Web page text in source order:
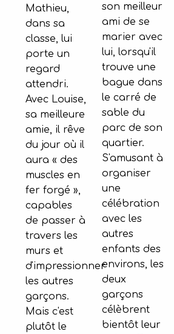
Mathieu,
dans sa
classe, lui
porte un
regard
attendri.
Avec Louise,
sa meilleure
amie, il rêve
du jour où il
aura « des
muscles en
fer forgé »,
capables
de passer à
travers les
murs et
d'impressionner
les autres
garçons.
Mais c'est
plutôt le
son meilleur
ami de se
marier avec
lui, lorsqu'il
trouve une
bague dans
le carré de
sable du
parc de son
quartier.
S'amusant à
organiser
une
célébration
avec les
autres
enfants des
environs, les
deux
garçons
célèbrent
bientôt leur